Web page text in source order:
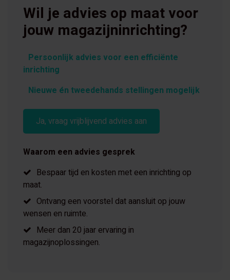
Wil je advies op maat voor
jouw magazijninrichting?
Persoonlijk advies voor een efficiënte
inrichting
Nieuwe én tweedehands stellingen mogelijk
Ja, vraag vrijblijvend advies aan
Waarom een advies gesprek
Bespaar tijd en kosten met een inrichting op
maat.
Ontvang een voorstel dat aansluit op jouw
wensen en ruimte.
Meer dan 20 jaar ervaring in
magazijnoplossingen.